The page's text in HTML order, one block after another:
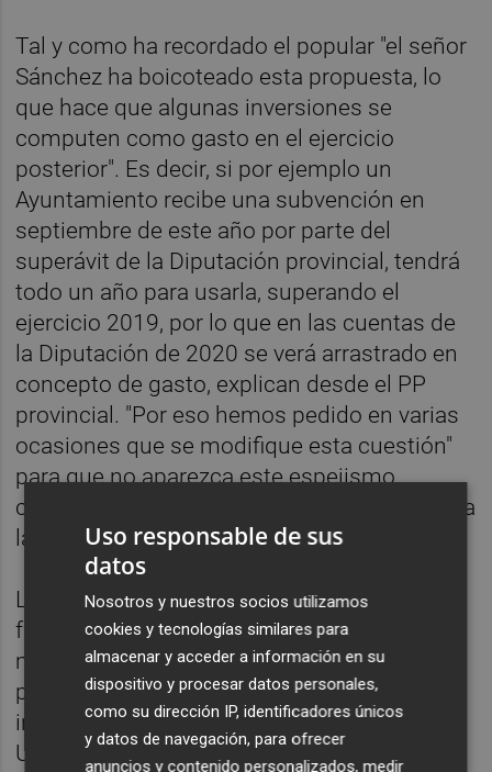
Tal y como ha recordado el popular "el señor
Sánchez ha boicoteado esta propuesta, lo
que hace que algunas inversiones se
computen como gasto en el ejercicio
posterior". Es decir, si por ejemplo un
Ayuntamiento recibe una subvención en
septiembre de este año por parte del
superávit de la Diputación provincial, tendrá
todo un año para usarla, superando el
ejercicio 2019, por lo que en las cuentas de
la Diputación de 2020 se verá arrastrado en
concepto de gasto, explican desde el PP
provincial. "Por eso hemos pedido en varias
ocasiones que se modifique esta cuestión"
para que no aparezca este espejismo
contable que, por otra parte, en nada afecta a
la salud financiera de una institución.
Los populares señalan que con Moliner al
frente la Diputación ha consolidado su
modelo de eficiencia en la gestión con un
presupuesto que ha triplicado las
inversiones de la provincia en este 2019.
Unas cuentas de la Diputación que
Uso responsable de sus
datos
Nosotros y nuestros socios utilizamos
cookies y tecnologías similares para
almacenar y acceder a información en su
dispositivo y procesar datos personales,
como su dirección IP, identificadores únicos
y datos de navegación, para ofrecer
anuncios y contenido personalizados, medir